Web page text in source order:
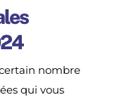
nombre
qui vous